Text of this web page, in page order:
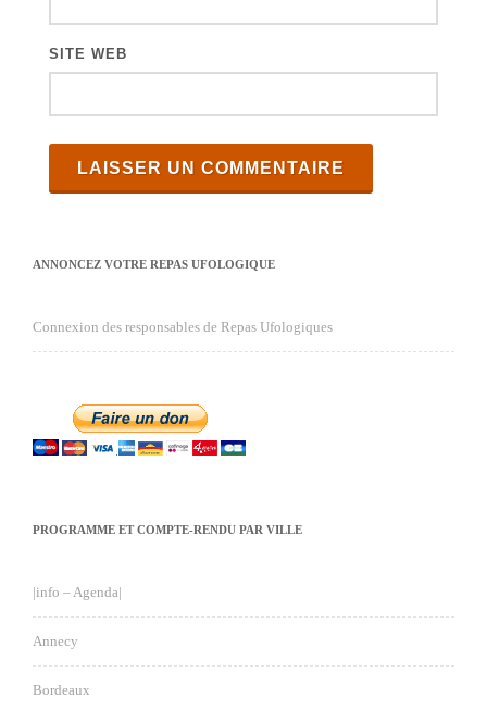
SITE WEB
ANNONCEZ VOTRE REPAS UFOLOGIQUE
Connexion des responsables de Repas Ufologiques
PROGRAMME ET COMPTE-RENDU PAR VILLE
|info – Agenda|
Annecy
Bordeaux